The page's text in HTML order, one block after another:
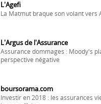
L'Agefi
La Matmut braque son volant vers
L'Argus de l'Assurance
Assurance dommages : Moody's
perspective négative
boursorama.com
Investir en 2018 : les assurances